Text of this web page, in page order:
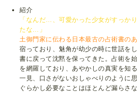
紹介
「なんだ…、可愛かった少女がすっか
たな…」
土御門家に伝わる日本最古の占術書の
宿っており、魅角が幼少の時に世話を
書に戻って沈黙を保ってきた。占術を
を網羅しており、あやかしの真実を知
一見、口さがないおしゃべりのように
ぐらかし必要なことはほとんど漏らさ